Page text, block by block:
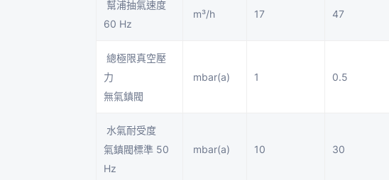
幫浦抽氣速度
60 Hz
m³/h 17 47
總極限真空壓
力
無氣鎮閥
mbar(a) 1 0.5
水氣耐受度
氣鎮閥標準 50
Hz
mbar(a) 10 30